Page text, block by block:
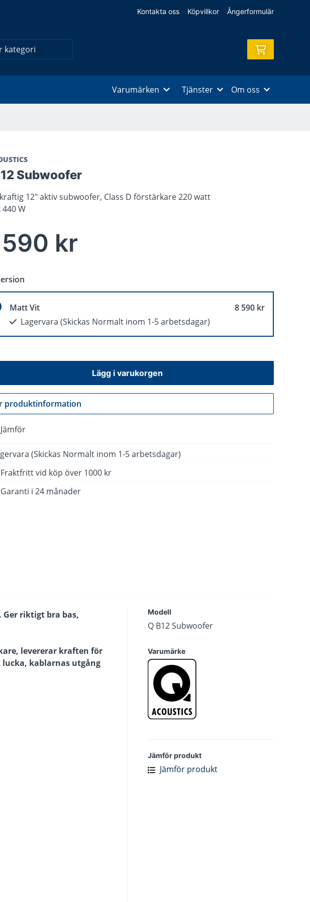
Kontakta oss Köpvillkor Ångerformulär
Varumärken Tjänster Om oss
Subwoofer
12" aktiv subwoofer, Class D förstärkare 220 watt
440 W
kr
Matt Vit
8 590 kr
Lagervara (Skickas Normalt inom 1-5 arbetsdagar)
Lägg i varukorgen
produktinformation
Jämför
(Skickas Normalt inom 1-5 arbetsdagar)
Fraktfritt vid köp över 1000 kr
Garanti i 24 månader
riktigt bra bas,
levererar kraften för
kablarnas utgång
Modell
Q B12 Subwoofer
Varumärke
Jämför produkt
Jämför produkt